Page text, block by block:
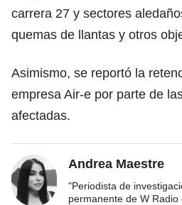
carrera 27 y sectores
quemas de llantas y otros
Asimismo, se reportó la
empresa Air-e por parte de
afectadas.
Andrea Maestre
"Periodista de
permanente de W